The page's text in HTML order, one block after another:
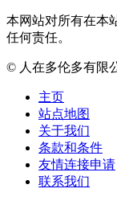
本网站对所有在本
任何责任。
© 人在多伦多有限
主页
站点地图
关于我们
条款和条件
友情连接申请
联系我们